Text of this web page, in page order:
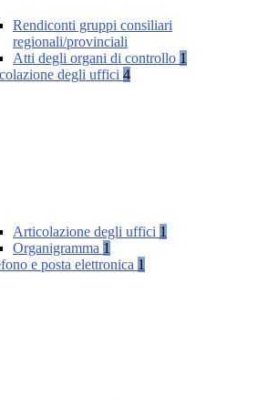
Rendiconti gruppi consiliari
regionali/provinciali
Atti degli organi di controllo 1
degli uffici 4
Articolazione degli uffici 1
Organigramma 1
e posta elettronica 1